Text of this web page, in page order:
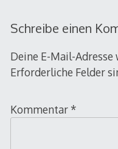
Schreibe einen
Deine E-Mail-
Erforderliche Felder
Kommentar *